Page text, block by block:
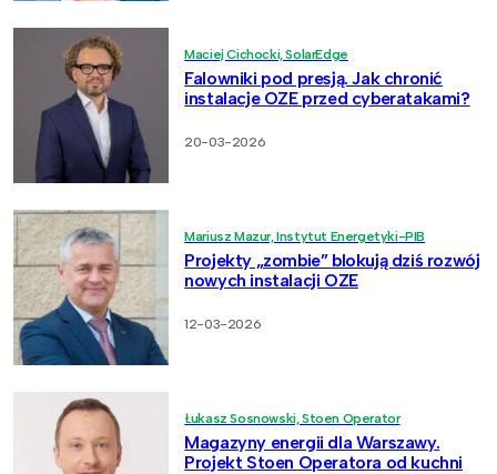
Maciej Cichocki, SolarEdge
Falowniki pod presją. Jak chronić
instalacje OZE przed cyberatakami?
20-03-2026
Mariusz Mazur, Instytut Energetyki-PIB
Projekty „zombie” blokują dziś rozwój
nowych instalacji OZE
12-03-2026
Łukasz Sosnowski, Stoen Operator
Magazyny energii dla Warszawy.
Projekt Stoen Operatora od kuchni